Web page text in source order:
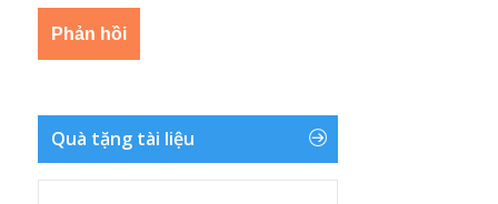
Quà tặng tài liệu